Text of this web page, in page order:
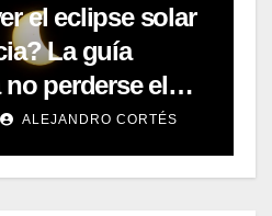
el eclipse solar
La guía
perderse el
del 12 de
ALEJANDRO CORTÉS